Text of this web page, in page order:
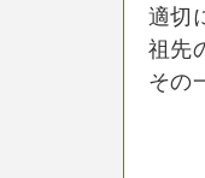
適切
祖先
その